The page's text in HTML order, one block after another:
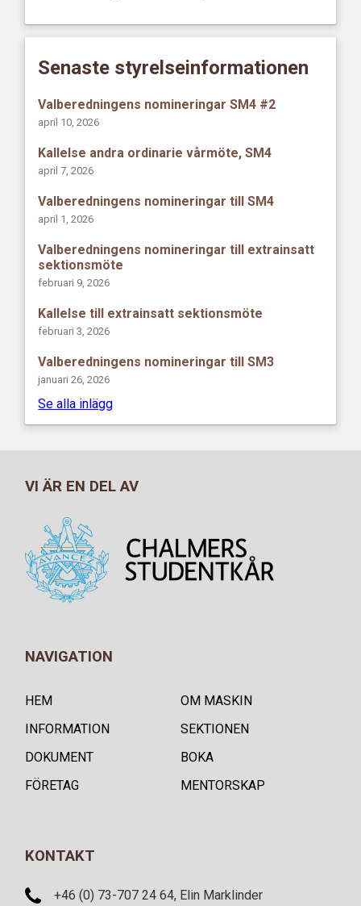
Senaste styrelseinformationen
Valberedningens nomineringar SM4 #2
april 10, 2026
Kallelse andra ordinarie vårmöte, SM4
april 7, 2026
Valberedningens nomineringar till SM4
april 1, 2026
Valberedningens nomineringar till extrainsatt
sektionsmöte
februari 9, 2026
Kallelse till extrainsatt sektionsmöte
februari 3, 2026
Valberedningens nomineringar till SM3
januari 26, 2026
Se alla inlägg
VI ÄR EN DEL AV
NAVIGATION
HEM
OM MASKIN
INFORMATION
SEKTIONEN
DOKUMENT
BOKA
FÖRETAG
MENTORSKAP
KONTAKT
+46 (0) 73-707 24 64, Elin Marklinder